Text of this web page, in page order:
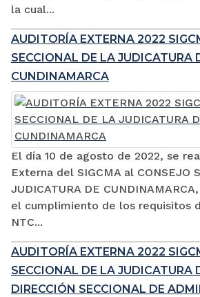
la cual...
AUDITORÍA EXTERNA 2022
SECCIONAL DE LA JUDICATURA
CUNDINAMARCA
El día 10 de agosto de 2022, se
Externa del SIGCMA al CONSEJO
JUDICATURA DE
el cumplimiento de los requisitos
NTC...
AUDITORÍA EXTERNA 2022
SECCIONAL DE LA JUDICATURA
DIRECCIÓN SECCIONAL DE